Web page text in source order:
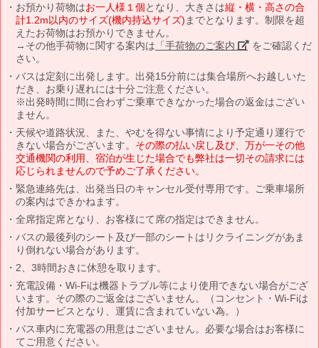
お預かり荷物はお一人様１個となり、大きさは縦・横・高さの合
計1.2m以内のサイズ(機内持込サイズ) までとなります。制限を超
えたお荷物はお預かりできません。
→その他手荷物に関する案内は 「手荷物のご案内」 をご確認くだ
さい。
バスは定刻に出発します。出発15分前には集合場所へお越しいた
だき、お乗り遅れには十分ご注意ください。
※出発時間に間に合わずご乗車できなかった場合の返金はござい
ません。
天候や道路状況、また、やむを得ない事情により予定通り運行で
きない場合がございます。 その際の払い戻し及び、万が一その他
交通機関の利用、宿泊が生じた場合でも弊社は一切その請求には
応じられませんので予めご了承ください。
緊急連絡先は、出発当日のキャンセル受付専用です。ご乗車場所
の案内はできかねます。
全席指定席となり、お客様にて席の指定はできません。
バスの最後列のシート及び一部のシートはリクライニングがあま
り倒れない場合があります。
2、3時間おきに休憩を取ります。
充電設備・Wi-Fiは機器トラブル等により使用できない場合がござ
います。その際のご返金はございません。（コンセント・Wi-Fiは
付加サービスとなり、運賃に含まれていない為。）
バス車内に充電器の用意はございません。必要な場合はお客様に
てご用意ください。